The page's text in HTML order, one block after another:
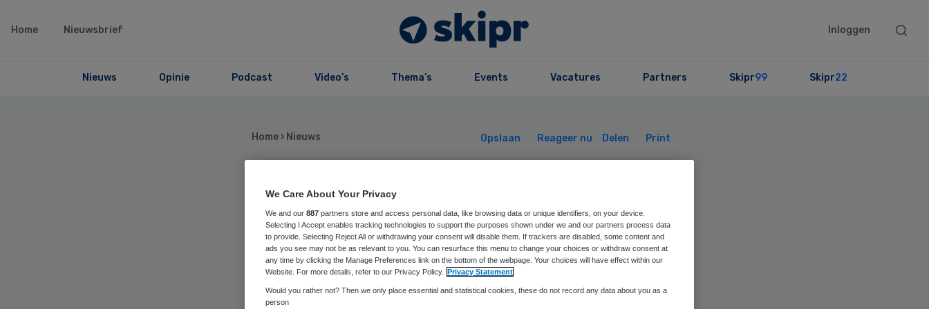
Home Nieuwsbrief Inloggen
Search
Nieuws Opinie Podcast Video’s Thema’s Events Vacatures Partners Skipr99 Skipr22
Home › Nieuws Opslaan Reageer nu Delen Print
Meldpunt
ziekenhuisbacteriën
online
We Care About Your Privacy
We and our 887 partners store and access personal data, like browsing data or unique identifiers, on your device.
Selecting I Accept enables tracking technologies to support the purposes shown under we and our partners process data
to provide. Selecting Reject All or withdrawing your consent will disable them. If trackers are disabled, some content and
ads you see may not be as relevant to you. You can resurface this menu to change your choices or withdraw consent at
any time by clicking the Manage Preferences link on the bottom of the webpage. Your choices will have effect within our
Website. For more details, refer to our Privacy Policy. Privacy Statement
Would you rather not? Then we only place essential and statistical cookies, these do not record any data about you as a
person